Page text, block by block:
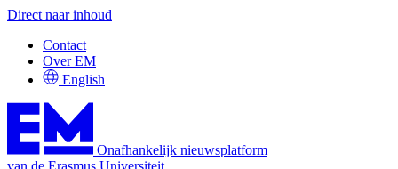
Direct naar inhoud
Contact
Over EM
English
Onafhankelijk nieuwsplatform
van de Erasmus Universiteit